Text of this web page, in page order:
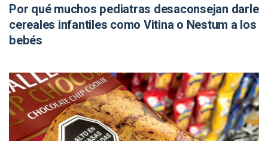
Por qué muchos pediatras desaconsejan darle
cereales infantiles como Vitina o Nestum a los
bebés